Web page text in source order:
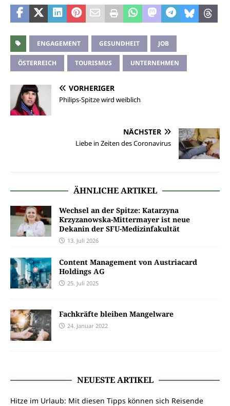
ENGAGEMENT GESUNDHEIT JOB
ÖSTERREICH TOURISMUS UNTERNEHMEN
VORHERIGER
Philips-Spitze wird weiblich
NÄCHSTER
Liebe in Zeiten des Coronavirus
ÄHNLICHE ARTIKEL
Wechsel an der Spitze: Katarzyna
Krzyzanowska-Mittermayer ist neue
Dekanin der SFU-Medizinfakultät
13. Juli 2026
Content Management von Austriacard
Holdings AG
25. Juli 2025
Fachkräfte bleiben Mangelware
24. Januar 2022
NEUESTE ARTIKEL
Hitze im Urlaub: Mit diesen Tipps können sich Reisende